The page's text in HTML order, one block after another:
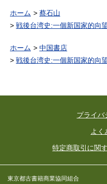
ホーム
蔡石山
戦後台湾史:一個新国家的向
ホーム
中国書店
戦後台湾史:一個新国家的向
プライバ
よく
特定商取引に関
東京都古書籍商業協同組合